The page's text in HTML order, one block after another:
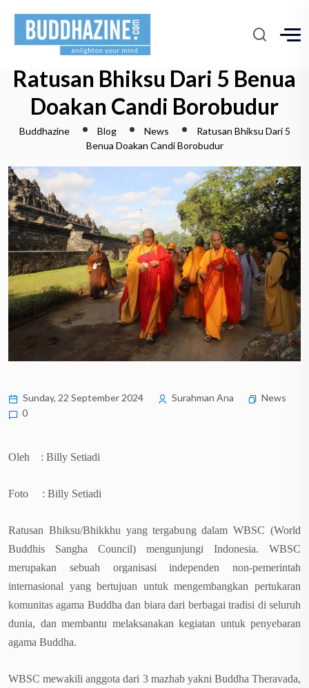
Ratusan Bhiksu Dari 5 Benua
Doakan Candi Borobudur
Buddhazine Blog News
Ratusan Bhiksu Dari 5
Benua Doakan Candi Borobudur
Sunday, 22 September 2024 Surahman Ana
News
0
Oleh : Billy Setiadi
Foto : Billy Setiadi
Ratusan Bhiksu/Bhikkhu yang tergabung dalam WBSC (World
Buddhis Sangha Council) mengunjungi Indonesia. WBSC
merupakan sebuah organisasi independen non-pemerintah
internasional yang bertujuan untuk mengembangkan pertukaran
komunitas agama Buddha dan biara dari berbagai tradisi di seluruh
dunia, dan membantu melaksanakan kegiatan untuk penyebaran
agama Buddha.
WBSC mewakili anggota dari 3 mazhab yakni Buddha Theravada,